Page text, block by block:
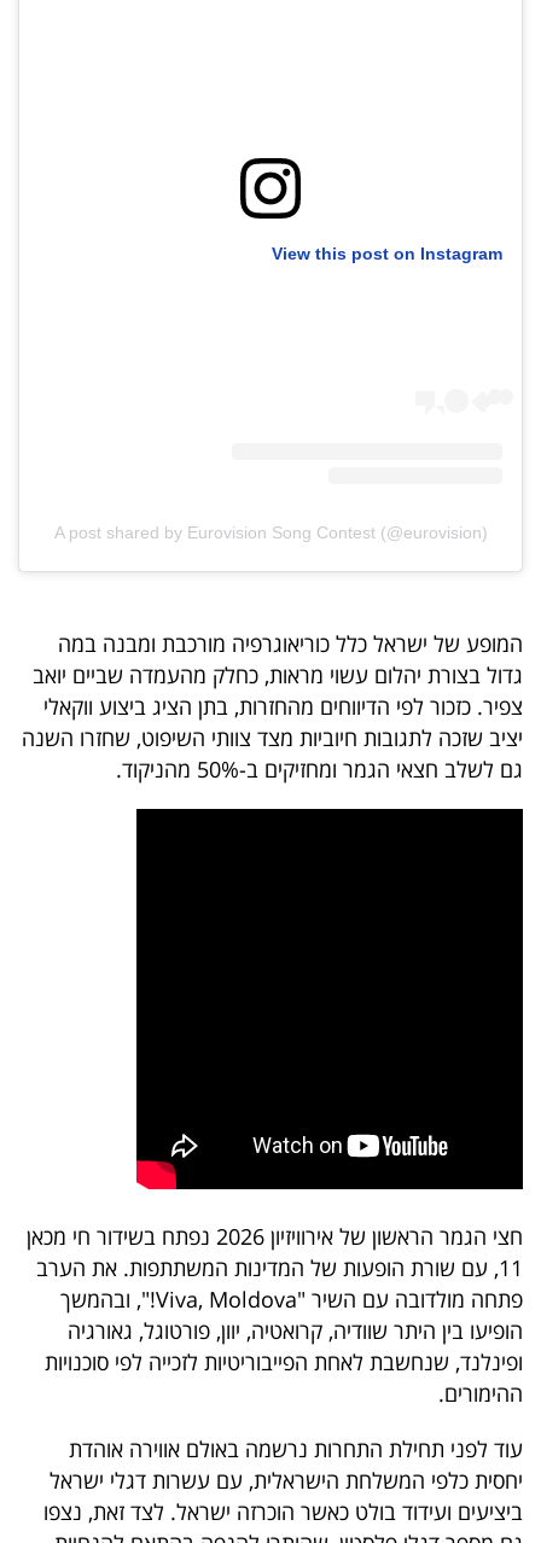
ניוזלטרים
עקבו
View this post on Instagram
A post shared by Eurovision Song Contest (@eurovision)
המופע של ישראל כלל כוריאוגרפיה מורכבת ומבנה במה
גדול בצורת יהלום עשוי מראות, כחלק מהעמדה שביים יואב
צפיר. כזכור לפי הדיווחים מהחזרות, בתן הציג ביצוע ווקאלי
יציב שזכה לתגובות חיוביות מצד צוותי השיפוט, שחזרו השנה
גם לשלב חצאי הגמר ומחזיקים ב-50% מהניקוד.
חצי הגמר הראשון של אירוויזיון 2026 נפתח בשידור חי מכאן
11, עם שורת הופעות של המדינות המשתתפות. את הערב
פתחה מולדובה עם השיר "Viva, Moldova!", ובהמשך
הופיעו בין היתר שוודיה, קרואטיה, יוון, פורטוגל, גאורגיה
ופינלנד, שנחשבת לאחת הפייבוריטיות לזכייה לפי סוכנויות
ההימורים.
עוד לפני תחילת התחרות נרשמה באולם אווירה אוהדת
יחסית כלפי המשלחת הישראלית, עם עשרות דגלי ישראל
ביציעים ועידוד בולט כאשר הוכרזה ישראל. לצד זאת, נצפו